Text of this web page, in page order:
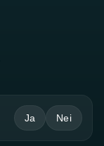
Ja Nei